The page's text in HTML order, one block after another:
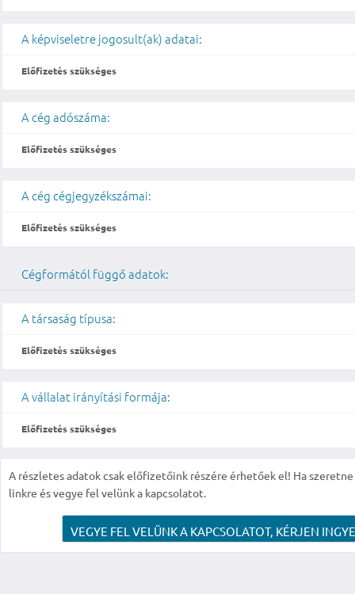
A képviseletre jogosult(ak) adatai:
Előfizetés szükséges
A cég adószáma:
Előfizetés szükséges
A cég cégjegyzékszámai:
Előfizetés szükséges
Cégformától függő adatok:
A társaság típusa:
Előfizetés szükséges
A vállalat irányítási formája:
Előfizetés szükséges
A részletes adatok csak előfizetőink részére érhetőek el! Ha
linkre és vegye fel velünk a kapcsolatot.
VEGYE FEL VELÜNK A KAPCSOLATOT, KÉRJEN